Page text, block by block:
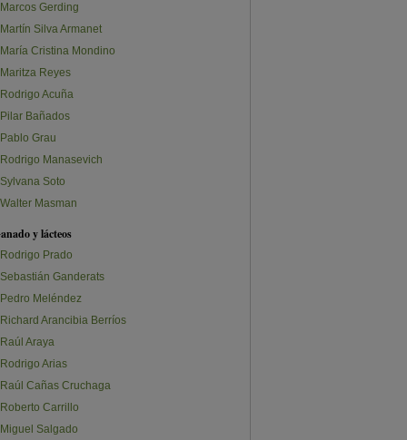
Marcos Gerding
Martín Silva Armanet
María Cristina Mondino
Maritza Reyes
Rodrigo Acuña
Pilar Bañados
Pablo Grau
Rodrigo Manasevich
Sylvana Soto
Walter Masman
y lácteos
Rodrigo Prado
Sebastián Ganderats
Pedro Meléndez
Richard Arancibia Berríos
Raúl Araya
Rodrigo Arias
Raúl Cañas Cruchaga
Roberto Carrillo
Miguel Salgado